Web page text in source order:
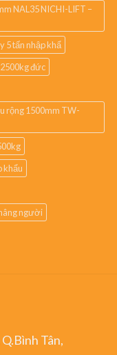
NAL35 NICHI-LIFT –
5 tấn nhập khẩ
đức
rộng 1500mm TW-
khẩu
người
Tân,